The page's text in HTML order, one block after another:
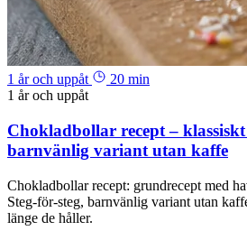
1 år och uppåt
20 min
1 år och uppåt
Chokladbollar recept –
barnvänlig variant utan kaffe
Chokladbollar recept: grundrecept med
Steg-för-steg, barnvänlig variant utan
länge de håller.